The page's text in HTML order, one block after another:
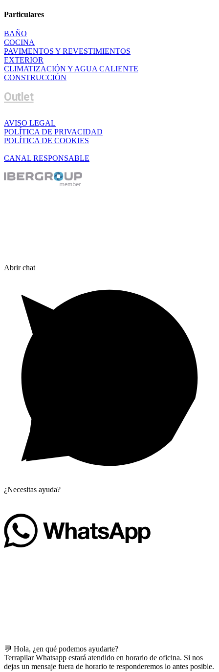
Particulares
BAÑO
COCINA
PAVIMENTOS Y REVESTIMIENTOS
EXTERIOR
CLIMATIZACIÓN Y AGUA CALIENTE
CONSTRUCCIÓN
Outlet
AVISO LEGAL
POLÍTICA DE PRIVACIDAD
POLÍTICA DE COOKIES
CANAL RESPONSABLE
Abrir chat
¿Necesitas ayuda?
💬 Hola, ¿en qué podemos ayudarte?
Terrapilar Whatsapp estará atendido en horario de oficina. Si nos
dejas un mensaje fuera de horario te responderemos lo antes posible.